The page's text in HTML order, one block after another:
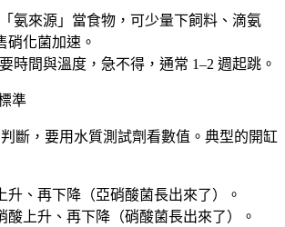
氨來源」當食物，可少量下飼料、滴氨
硝化菌加速。
時間與溫度，急不得，通常 1–2 週起跳。
準
斷，要用 水質測試劑看數值。典型的開缸
升、再下降（亞硝酸菌長出來了）。
酸上升、再下降（硝酸菌長出來了）。